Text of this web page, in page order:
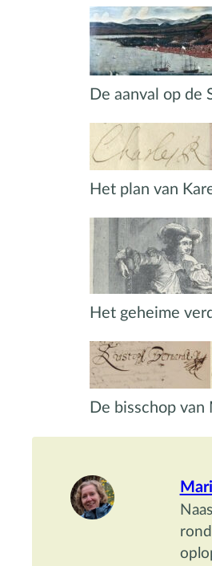
De aanval op de
Het plan van
Het geheime
De bisschop van